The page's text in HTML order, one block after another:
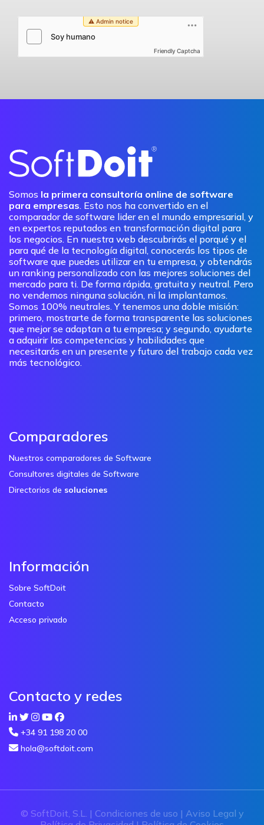
Friendly Captcha
Somos la primera consultoría online de software
para empresas. Esto nos ha convertido en el
comparador de software lider en el mundo empresarial, y
en expertos reputados en transformación digital para
los negocios. En nuestra web descubrirás el porqué y el
para qué de la tecnología digital, conocerás los tipos de
software que puedes utilizar en tu empresa, y obtendrás
un ranking personalizado con las mejores soluciones del
mercado para ti. De forma rápida, gratuita y neutral. Pero
no vendemos ninguna solución, ni la implantamos.
Somos 100% neutrales. Y tenemos una doble misión:
primero, mostrarte de forma transparente las soluciones
que mejor se adaptan a tu empresa; y segundo, ayudarte
a adquirir las competencias y habilidades que
necesitarás en un presente y futuro del trabajo cada vez
más tecnológico.
Comparadores
Nuestros comparadores de Software
Consultores digitales de Software
Directorios de soluciones
Información
Sobre SoftDoit
Contacto
Acceso privado
Contacto y redes
+34 91 198 20 00
hola@softdoit.com
© SoftDoit, S.L. | Condiciones de uso | Aviso Legal y